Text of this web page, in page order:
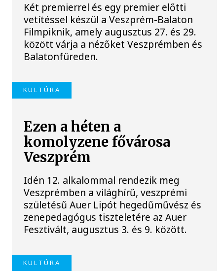
Két premierrel és egy premier előtti
vetítéssel készül a Veszprém-Balaton
Filmpiknik, amely augusztus 27. és 29.
között várja a nézőket Veszprémben és
Balatonfüreden.
KULTÚRA
Ezen a héten a
komolyzene fővárosa
Veszprém
Idén 12. alkalommal rendezik meg
Veszprémben a világhírű, veszprémi
születésű Auer Lipót hegedűművész és
zenepedagógus tiszteletére az Auer
Fesztivált, augusztus 3. és 9. között.
KULTÚRA